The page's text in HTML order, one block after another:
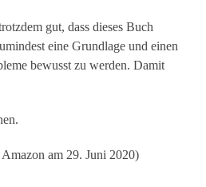
gut, dass dieses Buch
eine Grundlage und einen
bewusst zu werden. Damit
am 29. Juni 2020)